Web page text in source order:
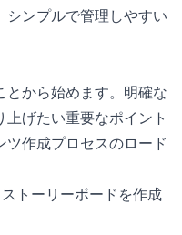
シンプルで管理しやすい
とから始めます。明確な
げたい重要なポイント
ツ作成プロセスのロード
トーリーボードを作成